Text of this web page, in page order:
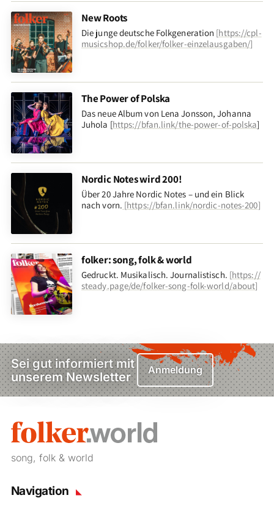
New Roots
Die junge deutsche Folkgeneration [https://cpl-
musicshop.de/folker/folker-einzelausgaben/]
The Power of Polska
Das neue Album von Lena Jonsson, Johanna
Juhola [https://bfan.link/the-power-of-polska]
Nordic Notes wird 200!
Über 20 Jahre Nordic Notes – und ein Blick
nach vorn. [https://bfan.link/nordic-notes-200]
folker: song, folk & world
Gedruckt. Musikalisch. Journalistisch. [https://
steady.page/de/folker-song-folk-world/about]
Sei gut informiert mit
unserem Newsletter
Anmeldung
song, folk & world
Navigation